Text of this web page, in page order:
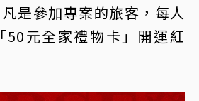
是參加專案的旅客，每人
50元全家禮物卡」開運紅